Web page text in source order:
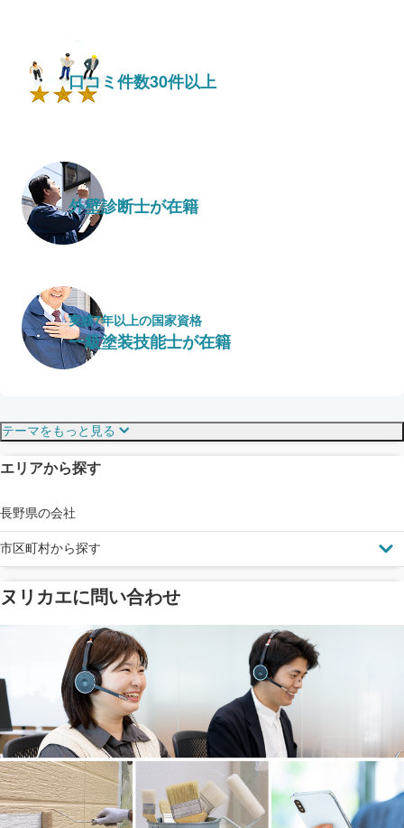
口コミ件数30件以上
外壁診断士が在籍
実績7年以上の国家資格
一級塗装技能士が在籍
塗料の​品質を​保証
メーカー保証
工事保険
見えにくい屋根も安心
ドローン診断
省エネ効果
断熱・遮熱塗料対応
雨漏り修繕
テーマをもっと見る
エリアから探す
長野県の会社
市区町村から探す
ヌリカエに問い合わせ